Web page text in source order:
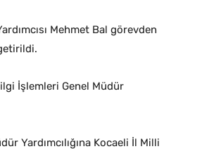
Mehmet Bal görevden
İşlemleri Genel Müdür
Yardımcılığına Kocaeli İl Milli